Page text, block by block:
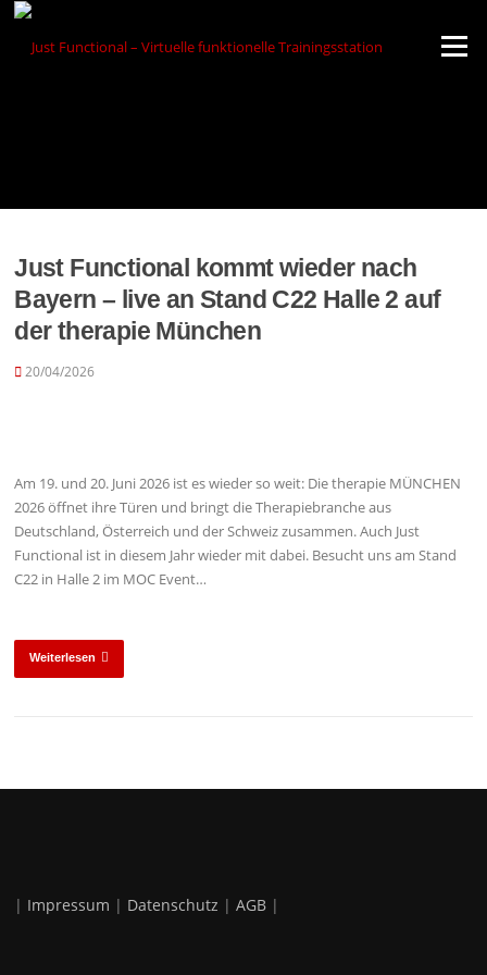
Zum
springen
Menü
Just Functional kommt wieder nach
Bayern – live an Stand C22 Halle 2 auf
der therapie München
20/04/2026
Am 19. und 20. Juni 2026 ist es wieder so weit: Die therapie MÜNCHEN
2026 öffnet ihre Türen und bringt die Therapiebranche aus
Deutschland, Österreich und der Schweiz zusammen. Auch Just
Functional ist in diesem Jahr wieder mit dabei. Besucht uns am Stand
C22 in Halle 2 im MOC Event…
Weiterlesen
| Impressum | Datenschutz |AGB |